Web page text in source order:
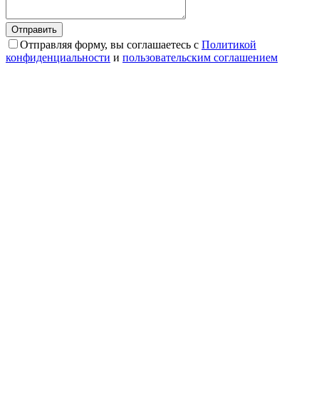
Отправляя форму, вы соглашаетесь с Политикой
конфиденциальности и пользовательским соглашением